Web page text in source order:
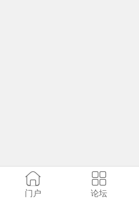
门户 论坛